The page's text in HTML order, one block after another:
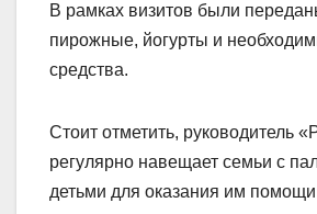
В рамках визитов были
пирожные, йогурты и
средства.
Стоит отметить, руководитель
регулярно навещает семьи с
детьми для оказания им